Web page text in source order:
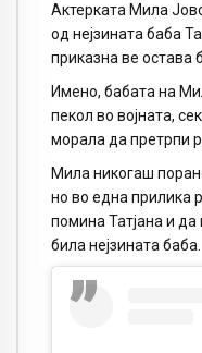
Актерката Мила
од нејзината баба
приказна ве остава
Имено, бабата на
пекол во војната,
морала да претрпи
Мила никогаш
но во една прилика
помина Татјана и да
била нејзината баба.